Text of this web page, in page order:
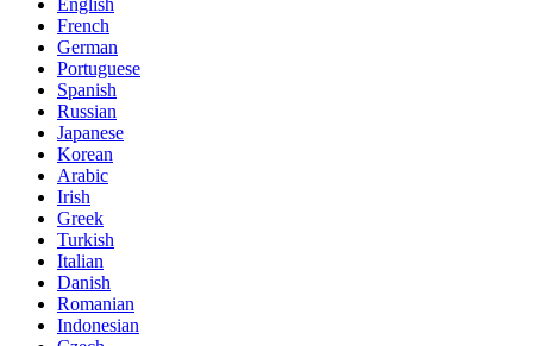
English
French
German
Portuguese
Spanish
Russian
Japanese
Korean
Arabic
Irish
Greek
Turkish
Italian
Danish
Romanian
Indonesian